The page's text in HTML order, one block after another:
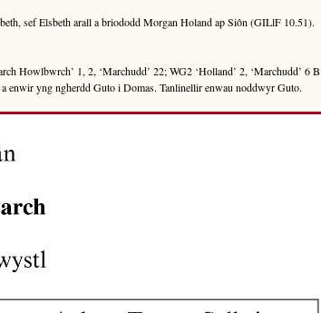
sef Elsbeth arall a briododd Morgan Holand ap Siôn (GILlF 10.51).
Howlbwrch’ 1, 2, ‘Marchudd’ 22; WG2 ‘Holland’ 2, ‘Marchudd’ 6
yng ngherdd Guto i Domas. Tanlinellir enwau noddwyr Guto.